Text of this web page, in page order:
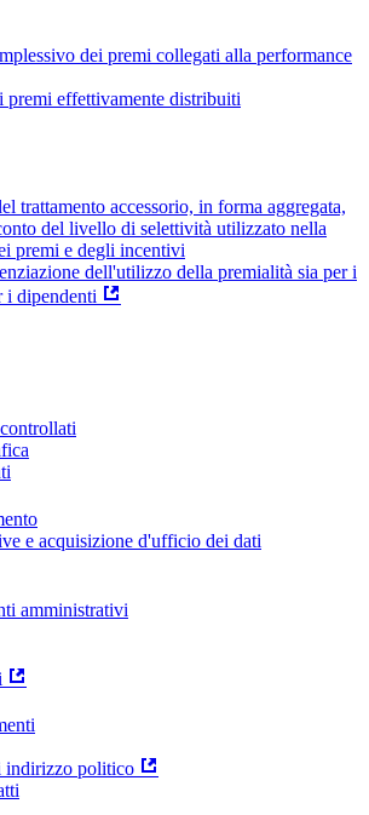
dei premi collegati alla performance
premi effettivamente distribuiti
trattamento accessorio, in forma aggregata,
del livello di selettività utilizzato nella
premi e degli incentivi
dell'utilizzo della premialità sia per i
i dipendenti
e acquisizione d'ufficio dei dati
amministrativi
indirizzo politico